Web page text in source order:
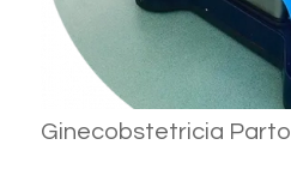
Ginecobstetricia Parto